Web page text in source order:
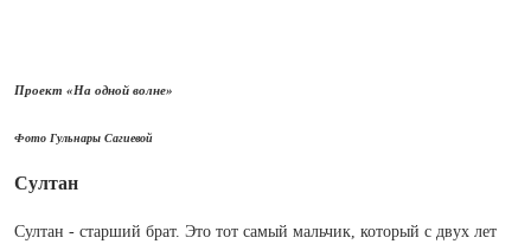
Проект «На одной волне»
Фото Гульнары Сагиевой
Султан
Султан - старший брат. Это тот самый мальчик, который с двух лет